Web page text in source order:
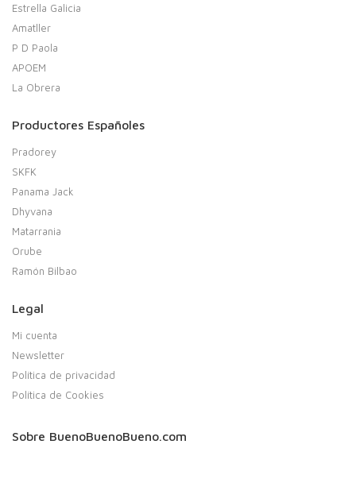
Estrella Galicia
Amatller
P D Paola
APOEM
La Obrera
Productores Españoles
Pradorey
SKFK
Panama Jack
Dhyvana
Matarrania
Orube
Ramón Bilbao
Legal
Mi cuenta
Newsletter
Política de privacidad
Política de Cookies
Sobre BuenoBuenoBueno.com